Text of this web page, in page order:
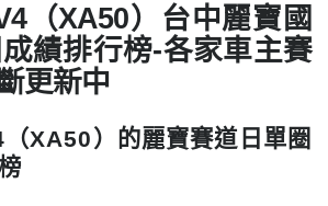
（XA50）台中麗寶國
績排行榜-各家車主賽
更新中
XA50）的麗寶賽道日單圈